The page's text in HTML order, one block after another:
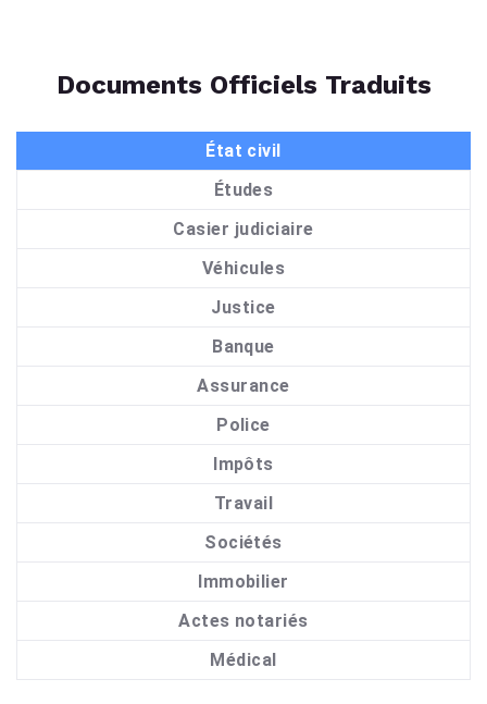
Documents Officiels Traduits
État civil
Études
Casier judiciaire
Véhicules
Justice
Banque
Assurance
Police
Impôts
Travail
Sociétés
Immobilier
Actes notariés
Médical